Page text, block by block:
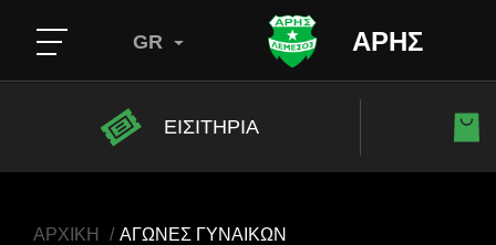
ΑΡΗΣ
GR
ΕΙΣΙΤΗΡΙΑ
ΑΡΧΙΚΗ ΑΓΩΝΕΣ ΓΥΝΑΙΚΩΝ